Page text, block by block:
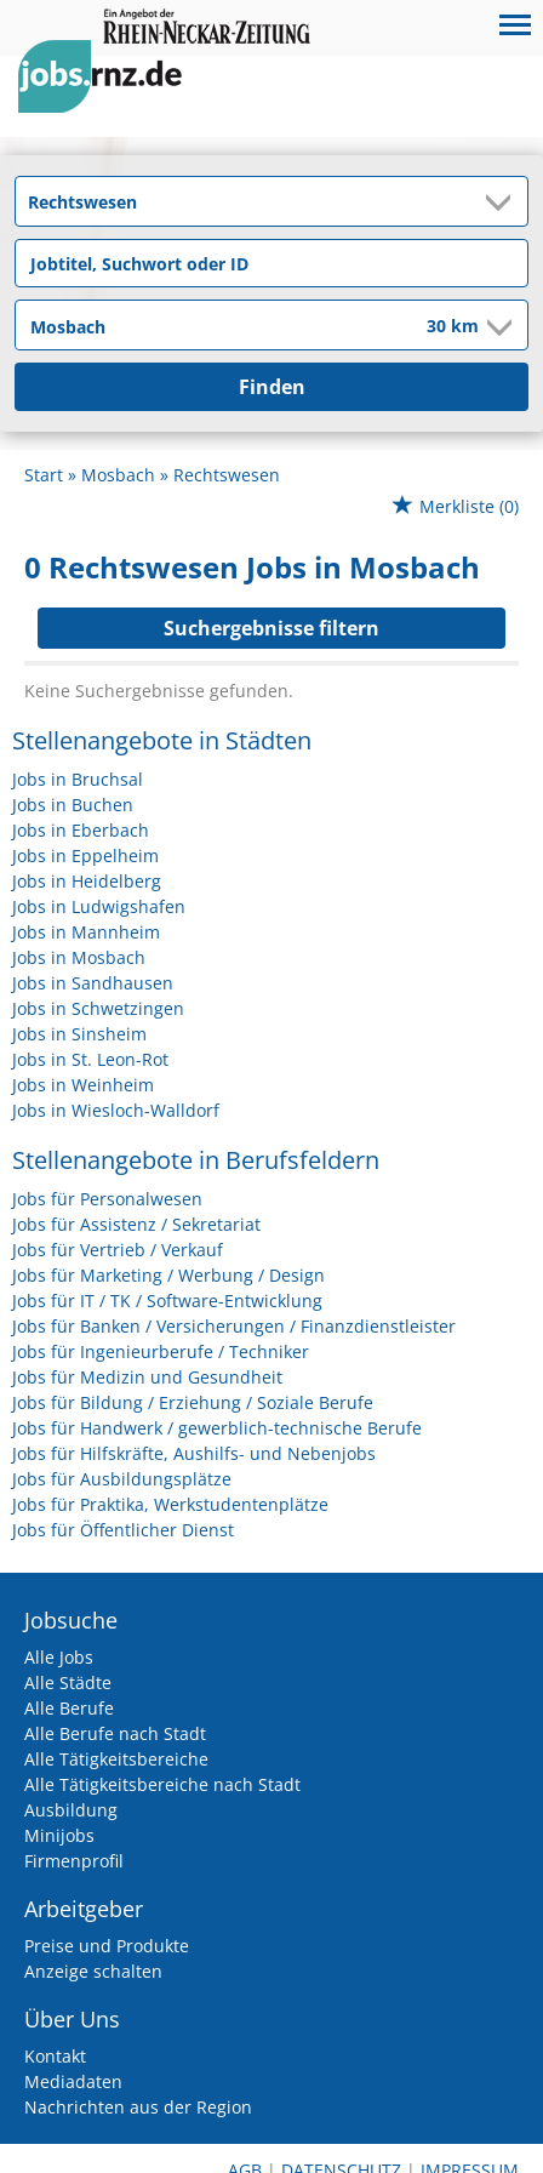
Finden
Start Mosbach
Rechtswesen
Merkliste (0)
0 Rechtswesen Jobs in Mosbach
Suchergebnisse filtern
Keine Suchergebnisse gefunden.
Stellenangebote in Städten
Jobs in Bruchsal
Jobs in Buchen
Jobs in Eberbach
Jobs in Eppelheim
Jobs in Heidelberg
Jobs in Ludwigshafen
Jobs in Mannheim
Jobs in Mosbach
Jobs in Sandhausen
Jobs in Schwetzingen
Jobs in Sinsheim
Jobs in St. Leon-Rot
Jobs in Weinheim
Jobs in Wiesloch-Walldorf
Stellenangebote in Berufsfeldern
Jobs für Personalwesen
Jobs für Assistenz / Sekretariat
Jobs für Vertrieb / Verkauf
Jobs für Marketing / Werbung / Design
Jobs für IT / TK / Software-Entwicklung
Jobs für Banken / Versicherungen / Finanzdienstleister
Jobs für Ingenieurberufe / Techniker
Jobs für Medizin und Gesundheit
Jobs für Bildung / Erziehung / Soziale Berufe
Jobs für Handwerk / gewerblich-technische Berufe
Jobs für Hilfskräfte, Aushilfs- und Nebenjobs
Jobs für Ausbildungsplätze
Jobs für Praktika, Werkstudentenplätze
Jobs für Öffentlicher Dienst
Jobsuche
Alle Jobs
Alle Städte
Alle Berufe
Alle Berufe nach Stadt
Alle Tätigkeitsbereiche
Alle Tätigkeitsbereiche nach Stadt
Ausbildung
Minijobs
Firmenprofil
Arbeitgeber
Preise und Produkte
Anzeige schalten
Über Uns
Kontakt
Mediadaten
Nachrichten aus der Region